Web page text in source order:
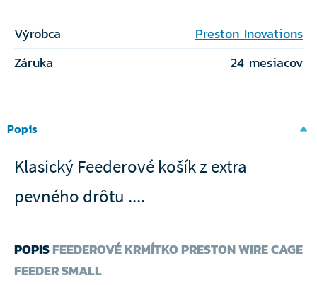
Výrobca
Preston Inovations
Záruka
24 mesiacov
Popis
Klasický Feederové košík z extra
pevného drôtu ....
POPISFEEDEROVÉ KRMÍTKO PRESTON WIRE CAGE
FEEDER SMALL